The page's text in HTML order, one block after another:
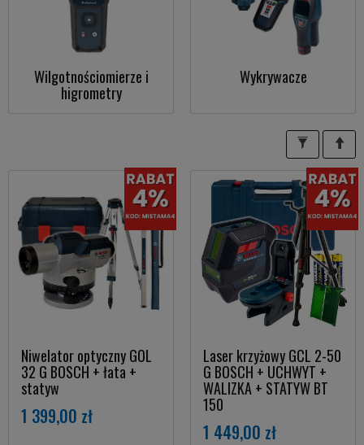
Wilgotnościomierze i
higrometry
Wykrywacze
Niwelator optyczny GOL
32 G BOSCH + łata +
statyw
1 399,00 zł
Laser krzyżowy GCL 2-50
G BOSCH + UCHWYT +
WALIZKA + STATYW BT
150
1 449,00 zł